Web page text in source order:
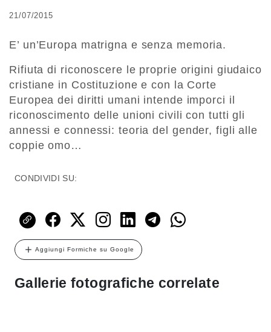
21/07/2015
E’ un’Europa matrigna e senza memoria.
Rifiuta di riconoscere le proprie origini giudaico
cristiane in Costituzione e con la Corte
Europea dei diritti umani intende imporci il
riconoscimento delle unioni civili con tutti gli
annessi e connessi: teoria del gender, figli alle
coppie omo…
CONDIVIDI SU:
Aggiungi Formiche su Google
Gallerie fotografiche correlate